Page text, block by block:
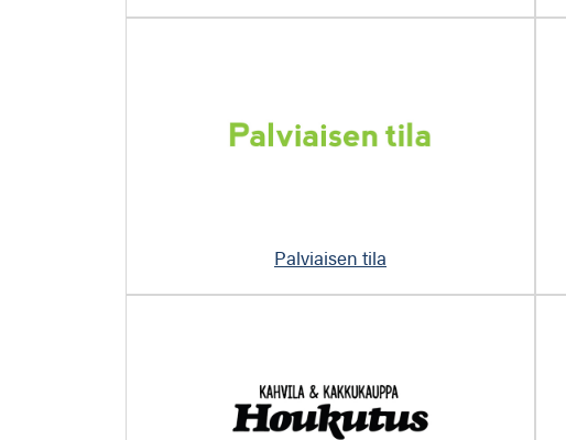
Palviaisen tila